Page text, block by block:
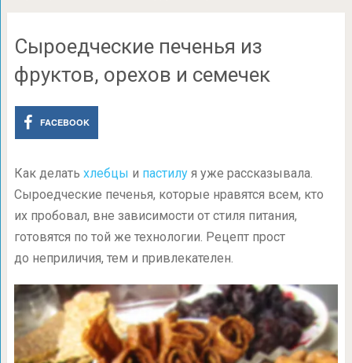
Сыроедческие печенья из
фруктов, орехов и семечек
FACEBOOK
Как делать хлебцы и пастилуя уже рассказывала.
Сыроедческие печенья, которые нравятся всем, кто
их пробовал, вне зависимости от стиля питания,
готовятся по той же технологии. Рецепт прост
до неприличия, тем и привлекателен.